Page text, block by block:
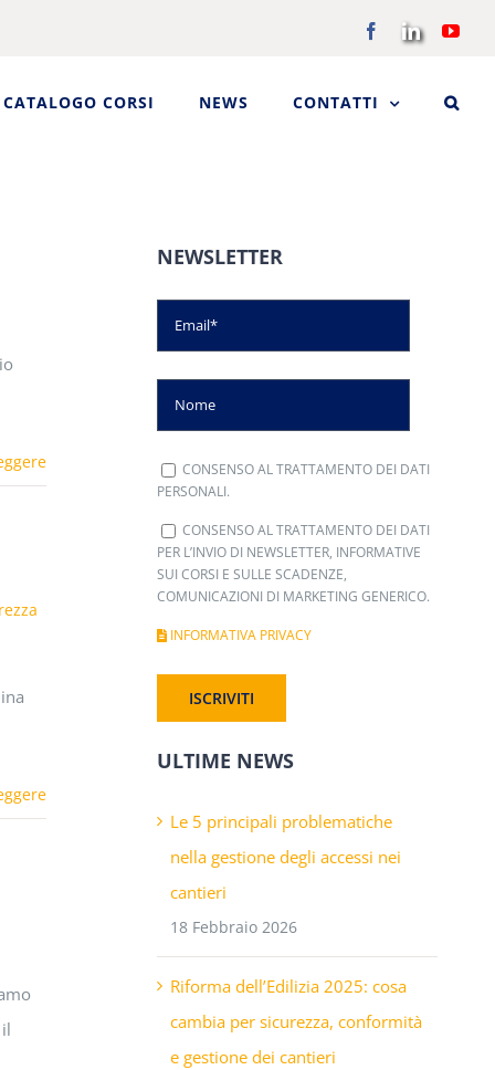
FacebookLinkedIn
CATALOGO CORSI NEWS CONTATTI
NEWSLETTER
CONSENSO AL TRATTAMENTO DEI DATI
PERSONALI.
CONSENSO AL TRATTAMENTO DEI DATI
PER L’INVIO DI NEWSLETTER, INFORMATIVE
SUI CORSI E SULLE SCADENZE,
COMUNICAZIONI DI MARKETING GENERICO.
INFORMATIVA PRIVACY
ULTIME NEWS
Le 5 principali problematiche
nella gestione degli accessi nei
cantieri
18 Febbraio 2026
Riforma dell’Edilizia 2025: cosa
cambia per sicurezza, conformità
e gestione dei cantieri